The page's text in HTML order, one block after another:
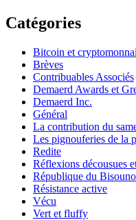
Catégories
Bitcoin et
Brèves
Contribuables Associés
Demaerd Awards et
Demaerd Inc.
Général
La contribution du
Les pignouferies de la
Redite
Réflexions décousues
République du
Résistance active
Vécu
Vert et fluffy